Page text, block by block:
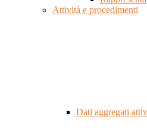
Attività e procedimenti
Dati aggregati